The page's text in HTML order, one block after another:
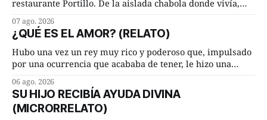
restaurante Portillo. De la aislada chabola donde vivía,
cuarto de hora andando a buen paso. Cierta noche,
terminada su jornada laboral caminaba él hacía su mísera
morada cundo comenzó a llover
07 ago. 2026
¿QUÉ ES EL AMOR? (RELATO)
Hubo una vez un rey muy rico y poderoso que, impulsado
por una ocurrencia que acababa de tener, le hizo una
Dime, hombre sabio, ¿qué es el amor según tú? Su
consejero, que era muy prudente y astuto le respondió de
inmediato:
06 ago. 2026
SU HIJO RECIBÍA AYUDA DIVINA
(MICRORRELATO)